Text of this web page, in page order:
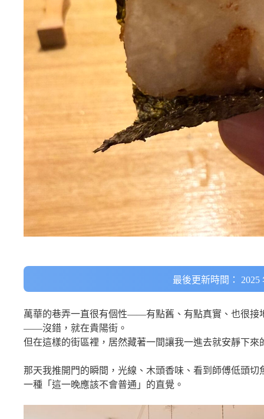
最後更新時間： 2025
萬華的巷弄一直很有個性——有點舊、有點真實、也很接
——沒錯，就在貴陽街。
但在這樣的街區裡，居然藏著一間讓我一進去就安靜下來
那天我推開門的瞬間，光線、木頭香味、看到師傅低頭
一種「這一晚應該不會普通」的直覺。